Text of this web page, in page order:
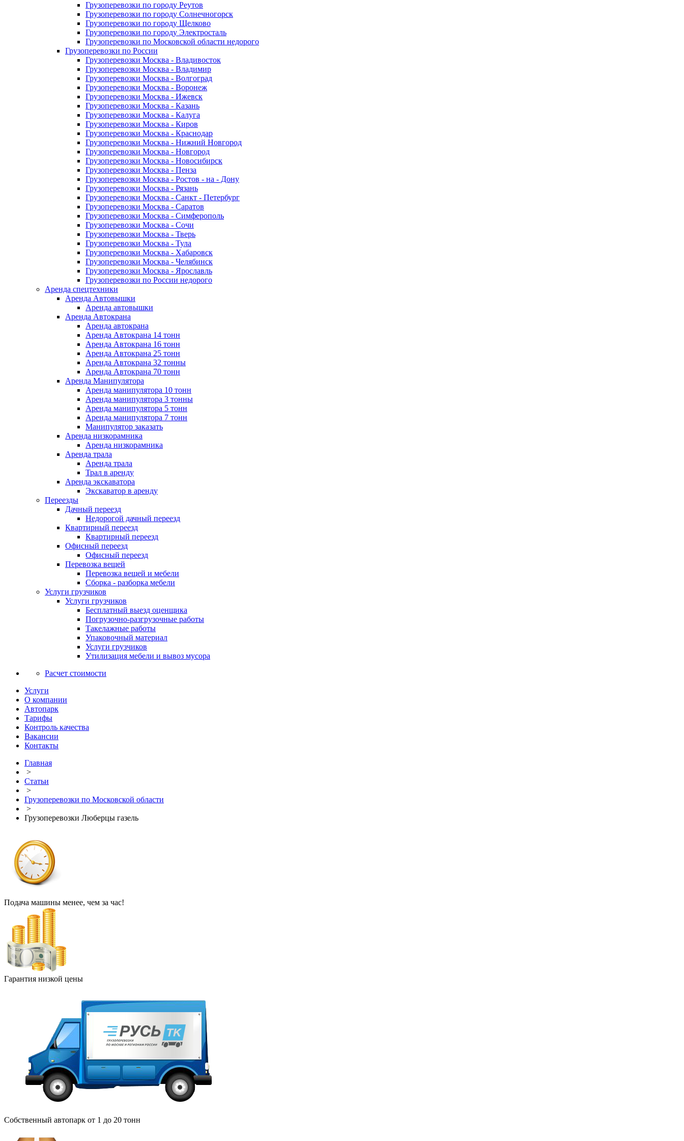
Грузоперевозки по городу Реутов
Грузоперевозки по городу Солнечногорск
Грузоперевозки по городу Щелково
Грузоперевозки по городу Электросталь
Грузоперевозки по Московской области недорого
Грузоперевозки по России
Грузоперевозки Москва - Владивосток
Грузоперевозки Москва - Владимир
Грузоперевозки Москва - Волгоград
Грузоперевозки Москва - Воронеж
Грузоперевозки Москва - Ижевск
Грузоперевозки Москва - Казань
Грузоперевозки Москва - Калуга
Грузоперевозки Москва - Киров
Грузоперевозки Москва - Краснодар
Грузоперевозки Москва - Нижний Новгород
Грузоперевозки Москва - Новгород
Грузоперевозки Москва - Новосибирск
Грузоперевозки Москва - Пенза
Грузоперевозки Москва - Ростов - на - Дону
Грузоперевозки Москва - Рязань
Грузоперевозки Москва - Санкт - Петербург
Грузоперевозки Москва - Саратов
Грузоперевозки Москва - Симферополь
Грузоперевозки Москва - Сочи
Грузоперевозки Москва - Тверь
Грузоперевозки Москва - Тула
Грузоперевозки Москва - Хабаровск
Грузоперевозки Москва - Челябинск
Грузоперевозки Москва - Ярославль
Грузоперевозки по России недорого
Аренда спецтехники
Аренда Автовышки
Аренда автовышки
Аренда Автокрана
Аренда автокрана
Аренда Автокрана 14 тонн
Аренда Автокрана 16 тонн
Аренда Автокрана 25 тонн
Аренда Автокрана 32 тонны
Аренда Автокрана 70 тонн
Аренда Манипулятора
Аренда манипулятора 10 тонн
Аренда манипулятора 3 тонны
Аренда манипулятора 5 тонн
Аренда манипулятора 7 тонн
Манипулятор заказать
Аренда низкорамника
Аренда низкорамника
Аренда трала
Аренда трала
Трал в аренду
Аренда экскаватора
Экскаватор в аренду
Переезды
Дачный переезд
Недорогой дачный переезд
Квартирный переезд
Квартирный переезд
Офисный переезд
Офисный переезд
Перевозка вещей
Перевозка вещей и мебели
Сборка - разборка мебели
Услуги грузчиков
Услуги грузчиков
Бесплатный выезд оценщика
Погрузочно-разгрузочные работы
Такелажные работы
Упаковочный материал
Услуги грузчиков
Утилизация мебели и вывоз мусора
Расчет стоимости
Услуги
О компании
Автопарк
Тарифы
Контроль качества
Вакансии
Контакты
Главная
>
Статьи
>
Грузоперевозки по Московской области
>
Грузоперевозки Люберцы газель
Подача машины менее, чем за час!
Гарантия низкой цены
Собственный автопарк от 1 до 20 тонн